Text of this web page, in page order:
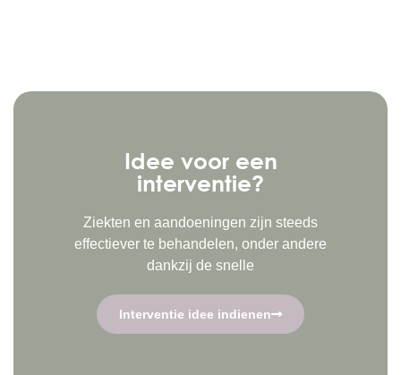
Idee voor een
interventie?
Ziekten en aandoeningen zijn steeds
effectiever te behandelen, onder andere
dankzij de snelle
Interventie idee indienen